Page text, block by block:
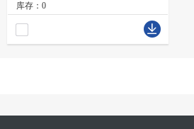
库存：0